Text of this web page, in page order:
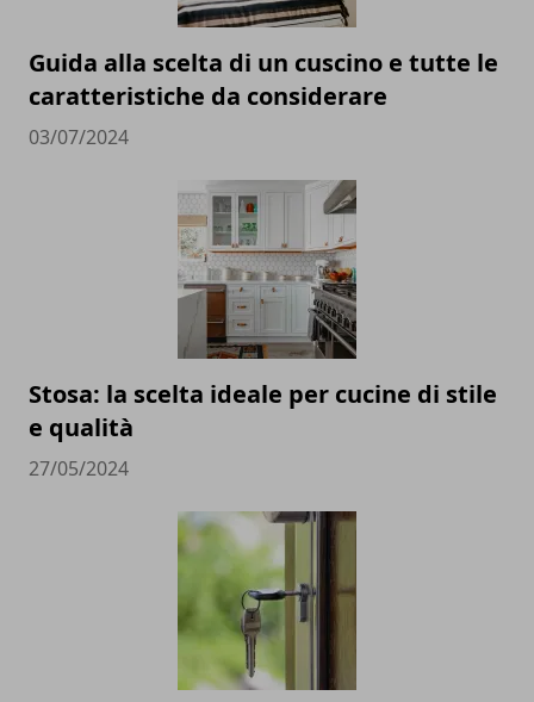
Guida alla scelta di un cuscino e tutte le
caratteristiche da considerare
03/07/2024
Stosa: la scelta ideale per cucine di stile
e qualità
27/05/2024